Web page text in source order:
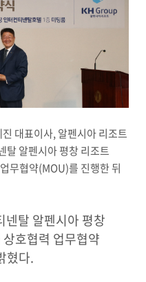
대표이사, 알펜시아 리조트
탈 알펜시아 평창 리조트
무협약(MOU)를 진행한 뒤
탈 알펜시아 평창
호협력 업무협약
혔다.